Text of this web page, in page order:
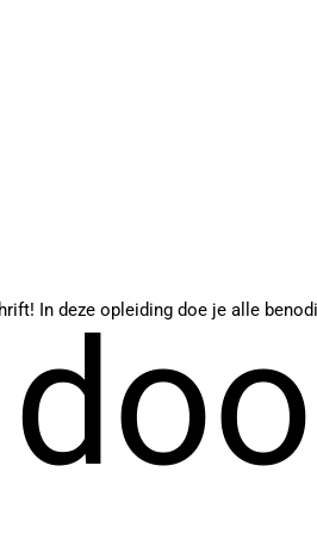
In deze opleiding doe je alle